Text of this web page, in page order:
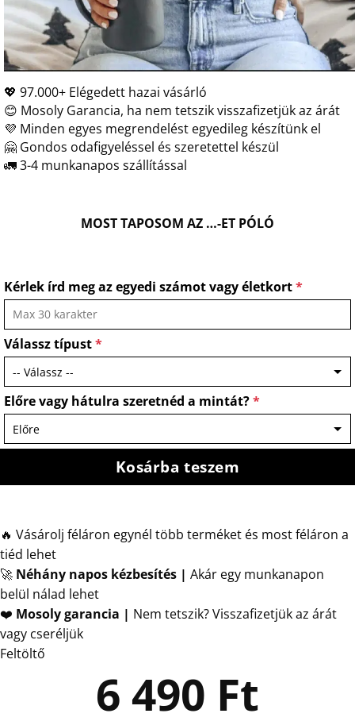
💖 97.000+ Elégedett hazai vásárló
😊 Mosoly Garancia, ha nem tetszik visszafizetjük az árát
💜 Minden egyes megrendelést egyedileg készítünk el
🤗 Gondos odafigyeléssel és szeretettel készül
🚛 3-4 munkanapos szállítással
MOST TAPOSOM AZ …-ET PÓLÓ
Kérlek írd meg az egyedi számot vagy életkort*
Válassz típust*
Előre vagy hátulra szeretnéd a mintát?*
Kosárba teszem
🔥 Vásárolj féláron egynél több terméket és most féláron a
tiéd lehet
🚀 Néhány napos kézbesítés | Akár egy munkanapon
belül nálad lehet
❤️ Mosoly garancia | Nem tetszik? Visszafizetjük az árát
vagy cseréljük
Feltöltő
6 490 Ft